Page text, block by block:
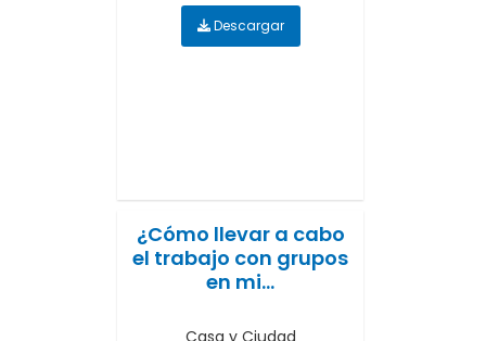
Descargar
¿Cómo llevar a cabo
el trabajo con grupos
en mi...